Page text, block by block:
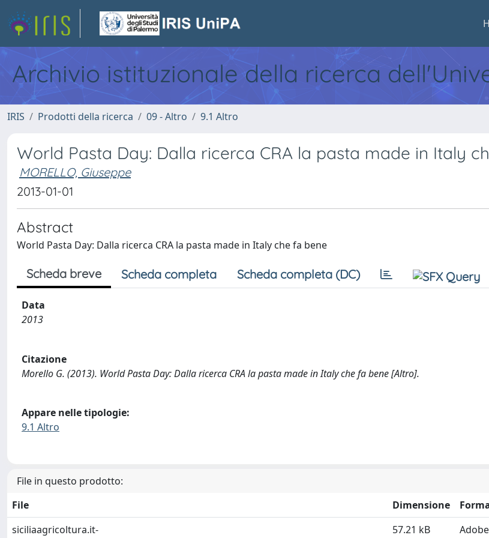
Archivio istituzionale della ricerca
IRIS Prodotti della ricerca 09 - Altro 9.1 Altro
World Pasta Day: Dalla ricerca CRA la pasta made in Italy
MORELLO, Giuseppe
2013-01-01
Abstract
World Pasta Day: Dalla ricerca CRA la pasta made in Italy che fa bene
Scheda breve Scheda completa Scheda completa (DC)
Data
2013
Citazione
Morello G. (2013). World Pasta Day: Dalla ricerca CRA la pasta made in Italy che fa bene [Altro].
Appare nelle tipologie:
9.1 Altro
File in questo prodotto:
File
Dimensione
siciliaagricoltura.it-
57.21 kB
Adobe